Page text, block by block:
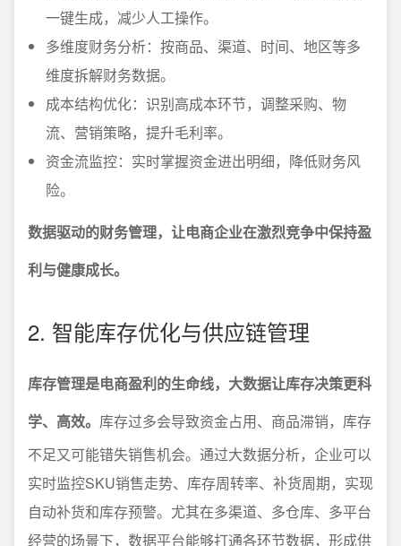
一键生成，减少人工操作。
多维度财务分析：按商品、渠道、时间、地区等多
维度拆解财务数据。
成本结构优化：识别高成本环节，调整采购、物
流、营销策略，提升毛利率。
资金流监控：实时掌握资金进出明细，降低财务风
险。
数据驱动的财务管理，让电商企业在激烈竞争中保持盈
利与健康成长。
2. 智能库存优化与供应链管理
库存管理是电商盈利的生命线，大数据让库存决策更科
学、高效。 库存过多会导致资金占用、商品滞销，库存
不足又可能错失销售机会。通过大数据分析，企业可以
实时监控SKU销售走势、库存周转率、补货周期，实现
自动补货和库存预警。尤其在多渠道、多仓库、多平台
经营的场景下，数据平台能够打通各环节数据，形成供